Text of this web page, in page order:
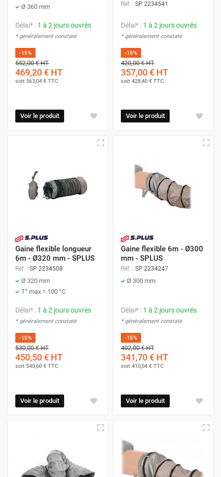
Ø 360 mm
Délai* : 1 à 2 jours ouvrés
* généralement constaté
-15%
552,00 €HT
469,20 € HT
soit 563,04 € TTC
Voir le produit
Réf. : SP 2234541
Délai* : 1 à 2 jours ouvrés
* généralement constaté
-15%
420,00 €HT
357,00 € HT
soit 428,40 € TTC
Voir le produit
Gaine flexible longueur
6m - Ø320 mm - SPLUS
Réf. : SP 2234508
Ø 320 mm
T° max = 100 °C
Délai* : 1 à 2 jours ouvrés
* généralement constaté
-15%
530,00 €HT
450,50 € HT
soit 540,60 € TTC
Voir le produit
Gaine flexible 6m - Ø300
mm - SPLUS
Réf. : SP 2234247
Ø 300 mm
Délai* : 1 à 2 jours ouvrés
* généralement constaté
-15%
402,00 €HT
341,70 € HT
soit 410,04 € TTC
Voir le produit